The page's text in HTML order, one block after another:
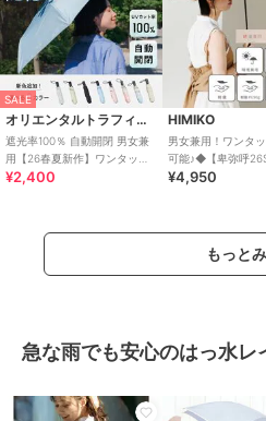
SALE
オリエンタルトラフィック
遮光率100％ 自動開閉 男女兼
用【26春夏新作】ワンタッチ
晴雨兼用 折りたたみ傘 /G-
¥2,400
HIMIKO
男女兼用！ワンタ
可能♪◆【卑弥呼
閉晴雨兼用折り畳
¥4,950
もっと
急な雨でも安心のはっ水レ